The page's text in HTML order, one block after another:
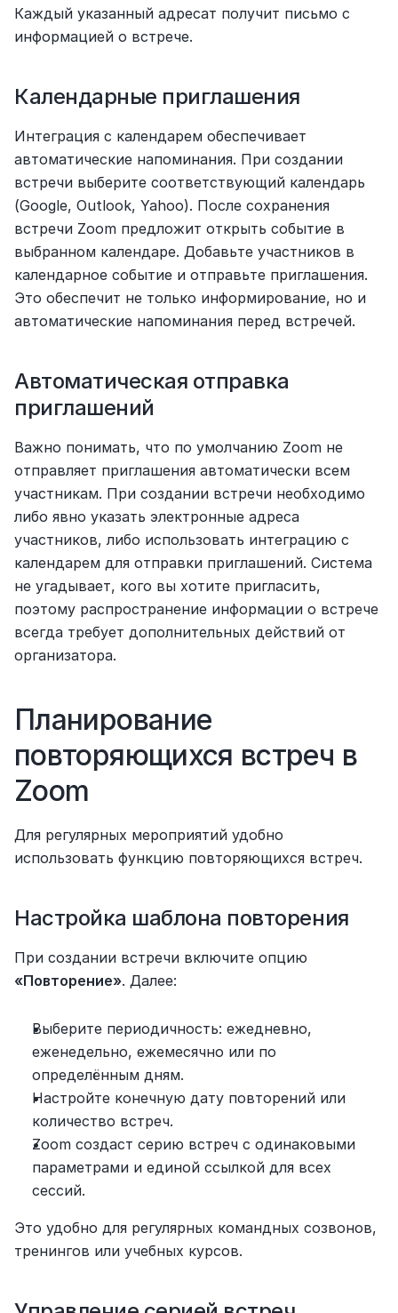
Каждый указанный адресат получит письмо с
информацией о встрече.
Календарные приглашения
Интеграция с календарем обеспечивает
автоматические напоминания. При создании
встречи выберите соответствующий календарь
(Google, Outlook, Yahoo). После сохранения
встречи Zoom предложит открыть событие в
выбранном календаре. Добавьте участников в
календарное событие и отправьте приглашения.
Это обеспечит не только информирование, но и
автоматические напоминания перед встречей.
Автоматическая отправка
приглашений
Важно понимать, что по умолчанию Zoom не
отправляет приглашения автоматически всем
участникам. При создании встречи необходимо
либо явно указать электронные адреса
участников, либо использовать интеграцию с
календарем для отправки приглашений. Система
не угадывает, кого вы хотите пригласить,
поэтому распространение информации о встрече
всегда требует дополнительных действий от
организатора.
Планирование
повторяющихся встреч в
Zoom
Для регулярных мероприятий удобно
использовать функцию повторяющихся встреч.
Настройка шаблона повторения
«Повторение». Далее:
Выберите периодичность: ежедневно,
еженедельно, ежемесячно или по
определённым дням.
Настройте конечную дату повторений или
количество встреч.
Zoom создаст серию встреч с одинаковыми
параметрами и единой ссылкой для всех
сессий.
Это удобно для регулярных командных созвонов,
тренингов или учебных курсов.